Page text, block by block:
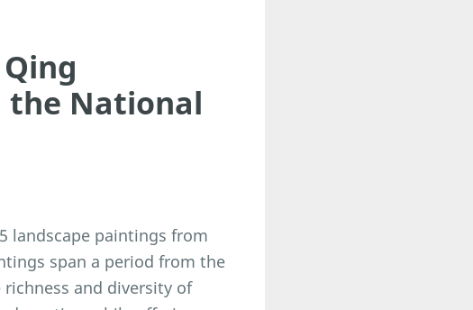
the National
landscape paintings from
span a period from the
and diversity of